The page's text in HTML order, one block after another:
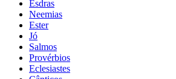
Esdras
Neemias
Ester
Jó
Salmos
Provérbios
Eclesiastes